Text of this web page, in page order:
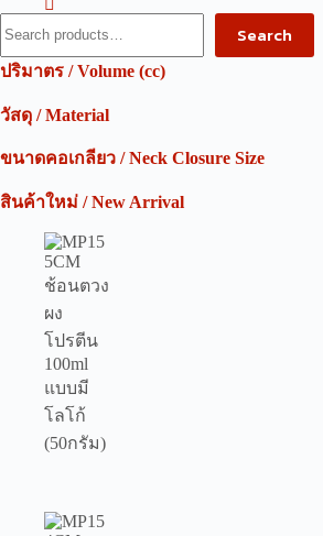
Search
ปริมาตร / Volume (cc)
วัสดุ / Material
ขนาดคอเกลียว / Neck Closure Size
สินค้าใหม่ / New Arrival